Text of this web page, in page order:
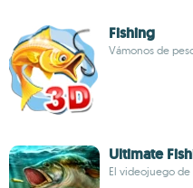
Fishing
Vámonos de
Ultimate
El videojuego de